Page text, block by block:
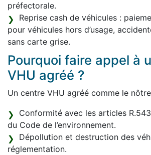
préfectorale.
Reprise cash de véhicules :
pour véhicules hors d’usage,
sans carte grise.
Pourquoi faire appel à
VHU agréé ?
Un centre VHU agréé comme le
Conformité avec les articles
du Code de l’environnement.
Dépollution et destruction des
réglementation.